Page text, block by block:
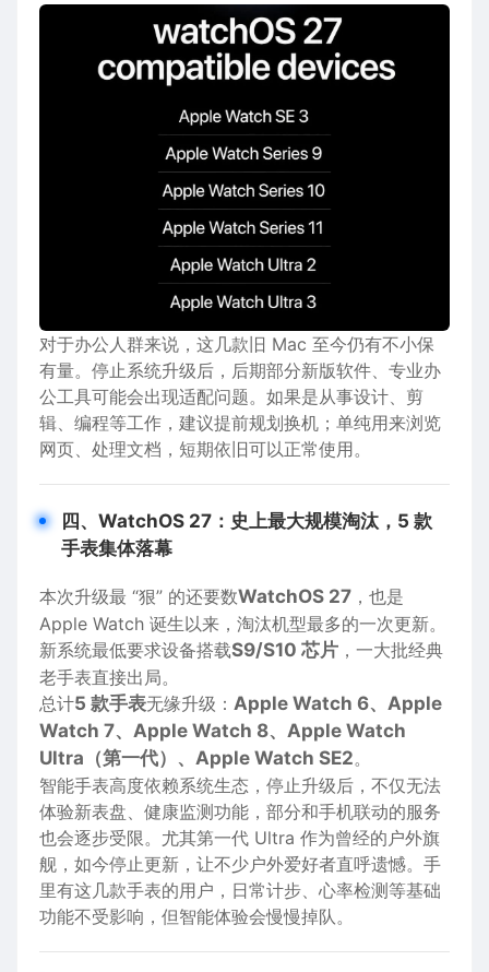
对于办公人群来说，这几款旧 Mac 至今仍有不小保
有量。停止系统升级后，后期部分新版软件、专业办
公工具可能会出现适配问题。如果是从事设计、剪
辑、编程等工作，建议提前规划换机；单纯用来浏览
网页、处理文档，短期依旧可以正常使用。
四、WatchOS 27：史上最大规模淘汰，5 款
手表集体落幕
本次升级最 “狠” 的还要数WatchOS 27 ，也是
Apple Watch 诞生以来，淘汰机型最多的一次更新。
新系统最低要求设备搭载S9/S10 芯片 ，一大批经典
老手表直接出局。
总计5 款手表无缘升级： Apple Watch 6、Apple
Watch 7、Apple Watch 8、Apple Watch
Ultra（第一代）、Apple Watch SE2。
智能手表高度依赖系统生态，停止升级后，不仅无法
体验新表盘、健康监测功能，部分和手机联动的服务
也会逐步受限。尤其第一代 Ultra 作为曾经的户外旗
舰，如今停止更新，让不少户外爱好者直呼遗憾。手
里有这几款手表的用户，日常计步、心率检测等基础
功能不受影响，但智能体验会慢慢掉队。